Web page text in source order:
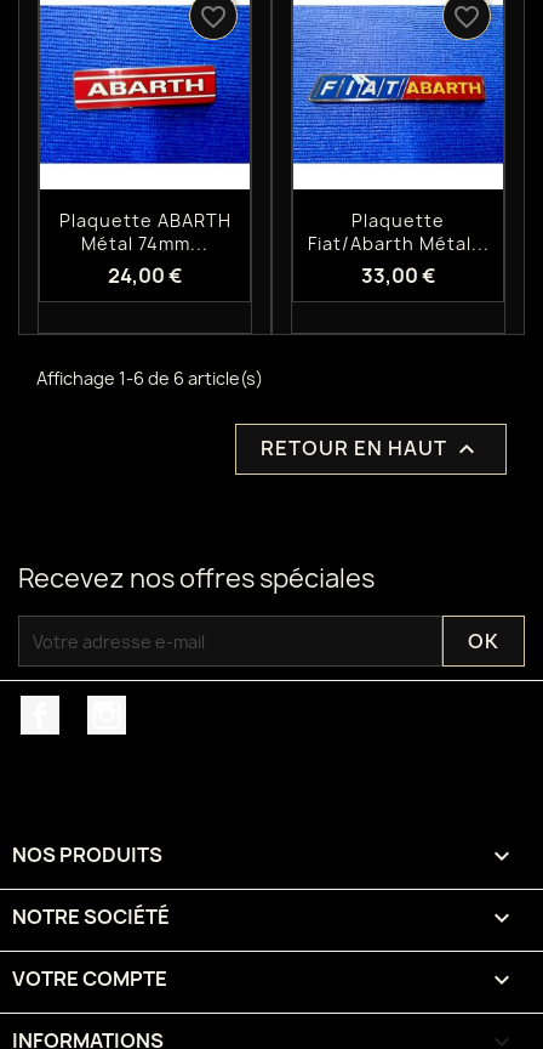
Aperçu rapide
Plaquette ABARTH
Métal 74mm...
24,00 €
favorite_border
Aperçu rapide
Plaquette
Fiat/abarth Métal...
33,00 €
favorite_border
Affichage 1-6 de 6 article(s)
RETOUR EN HAUT 
Recevez nos offres spéciales
NOS PRODUITS 
NOTRE SOCIÉTÉ 
VOTRE COMPTE 
INFORMATIONS keyboard_arrow_down